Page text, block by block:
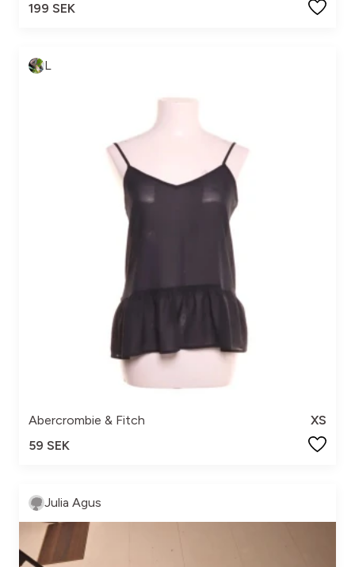
199 SEK
L
Abercrombie & Fitch
XS
59 SEK
Julia Agus